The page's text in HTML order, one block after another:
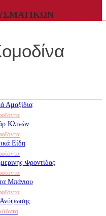
Αμαξίδια
Κλινών
Είδη
Φροντίδας
Μπάνιου